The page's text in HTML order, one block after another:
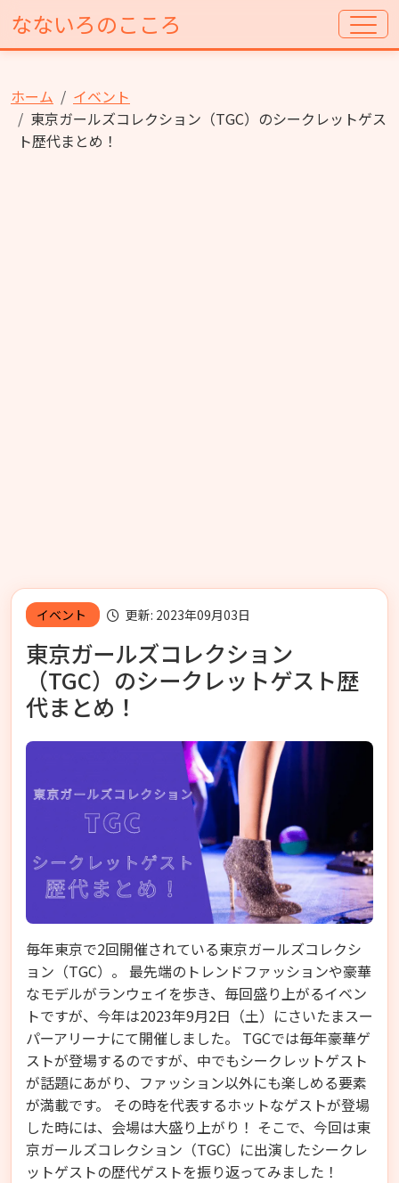
なないろのこころ
ホーム
イベント
東京ガールズコレクション（TGC）のシークレットゲス
ト歴代まとめ！
イベント 更新: 2023年09月03日
東京ガールズコレクション
（TGC）のシークレットゲスト歴
代まとめ！
毎年東京で2回開催されている東京ガールズコレクシ
ョン（TGC）。 最先端のトレンドファッションや豪華
なモデルがランウェイを歩き、毎回盛り上がるイベン
トですが、今年は2023年9月2日（土）にさいたまスー
パーアリーナにて開催しました。 TGCでは毎年豪華ゲ
ストが登場するのですが、中でもシークレットゲスト
が話題にあがり、ファッション以外にも楽しめる要素
が満載です。 その時を代表するホットなゲストが登場
した時には、会場は大盛り上がり！ そこで、今回は東
京ガールズコレクション（TGC）に出演したシークレ
ットゲストの歴代ゲストを振り返ってみました！